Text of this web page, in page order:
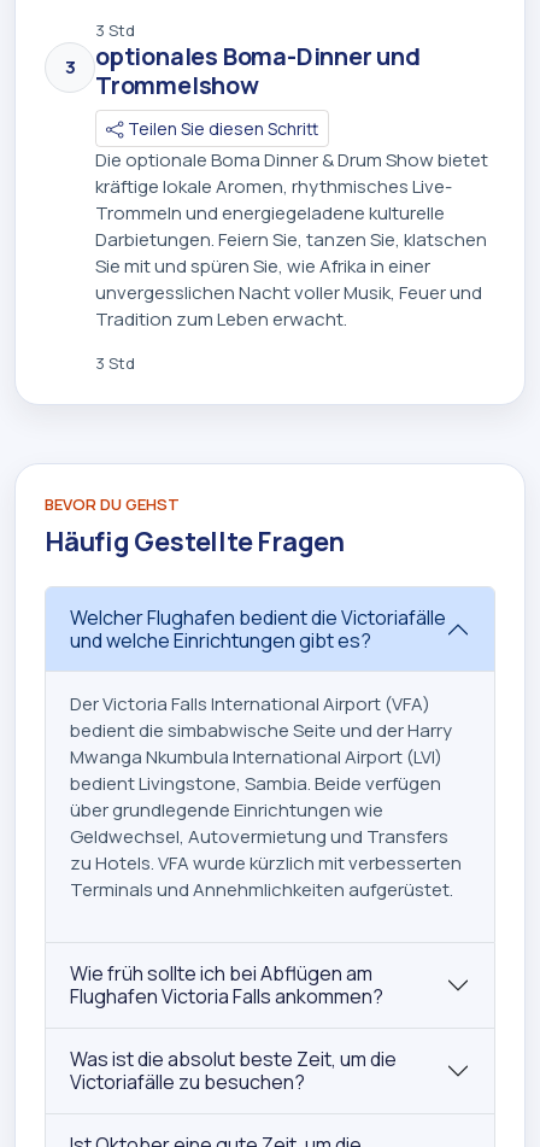
3 Std
3
optionales Boma-Dinner und
Trommelshow
Teilen Sie diesen Schritt
Die optionale Boma Dinner & Drum Show bietet
kräftige lokale Aromen, rhythmisches Live-
Trommeln und energiegeladene kulturelle
Darbietungen. Feiern Sie, tanzen Sie, klatschen
Sie mit und spüren Sie, wie Afrika in einer
unvergesslichen Nacht voller Musik, Feuer und
Tradition zum Leben erwacht.
3 Std
BEVOR DU GEHST
Häufig Gestellte Fragen
Welcher Flughafen bedient die Victoriafälle
und welche Einrichtungen gibt es?
Der Victoria Falls International Airport (VFA)
bedient die simbabwische Seite und der Harry
Mwanga Nkumbula International Airport (LVI)
bedient Livingstone, Sambia. Beide verfügen
über grundlegende Einrichtungen wie
Geldwechsel, Autovermietung und Transfers
zu Hotels. VFA wurde kürzlich mit verbesserten
Terminals und Annehmlichkeiten aufgerüstet.
Wie früh sollte ich bei Abflügen am
Flughafen Victoria Falls ankommen?
Was ist die absolut beste Zeit, um die
Victoriafälle zu besuchen?